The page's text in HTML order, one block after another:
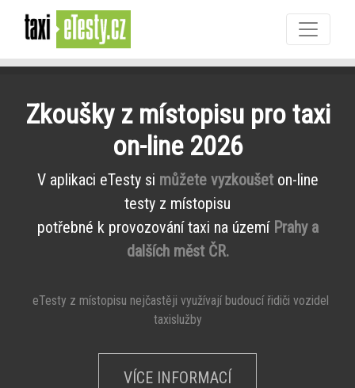
Zkoušky z místopisu pro taxi
on-line 2026
V aplikaci eTesty si můžete vyzkoušeton-line
testy z místopisu
potřebné k provozování taxi na území Prahy a
dalších měst ČR.
eTesty z místopisu nejčastěji využívají budoucí řidiči vozidel
taxislužby
VÍCE INFORMACÍ